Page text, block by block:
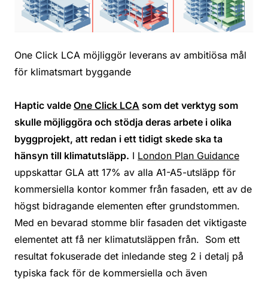
One Click LCA möjliggör leverans av ambitiösa mål
för klimatsmart byggande
Haptic valde One Click LCA som det verktyg som
skulle möjliggöra och stödja deras arbete i olika
byggprojekt, att redan i ett tidigt skede ska ta
hänsyn till klimatutsläpp. I London Plan Guidance
uppskattar GLA att 17% av alla A1-A5-utsläpp för
kommersiella kontor kommer från fasaden, ett av de
högst bidragande elementen efter grundstommen.
Med en bevarad stomme blir fasaden det viktigaste
elementet att få ner klimatutsläppen från. Som ett
resultat fokuserade det inledande steg 2 i detalj på
typiska fack för de kommersiella och även